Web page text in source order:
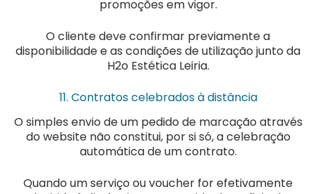
promoções em vigor.
O cliente deve confirmar previamente a
disponibilidade e as condições de utilização junto da
H2o Estética Leiria.
11. Contratos celebrados à distância
O simples envio de um pedido de marcação através
do website não constitui, por si só, a celebração
automática de um contrato.
Quando um serviço ou voucher for efetivamente